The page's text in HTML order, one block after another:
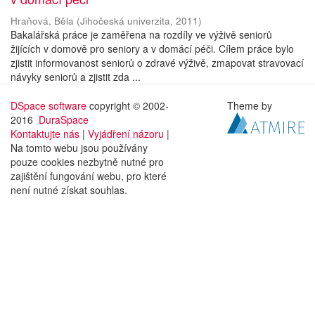
Hraňová, Běla (Jihočeská univerzita, 2011)
Bakalářská práce je zaměřena na rozdíly ve výživě seniorů
žijících v domově pro seniory a v domácí péči. Cílem práce bylo
zjistit informovanost seniorů o zdravé výživě, zmapovat stravovací
návyky seniorů a zjistit zda ...
DSpace software copyright © 2002-
2016 DuraSpace
Kontaktujte nás | Vyjádření názoru |
Na tomto webu jsou používány
pouze cookies nezbytně nutné pro
zajištění fungování webu, pro které
není nutné získat souhlas.
Theme by